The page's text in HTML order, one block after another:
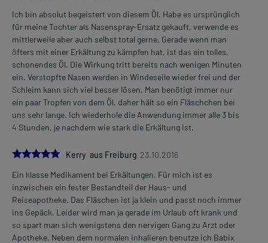
Ich bin absolut begeistert von diesem Öl. Habe es ursprünglich
für meine Tochter als Nasenspray-Ersatz gekauft, verwende es
mittlerweile aber auch selbst total gerne. Gerade wenn man
öfters mit einer Erkältung zu kämpfen hat, ist das ein tolles,
schonendes Öl. Die Wirkung tritt bereits nach wenigen Minuten
ein. Verstopfte Nasen werden in Windeseile wieder frei und der
Schleim kann sich viel besser lösen. Man benötigt immer nur
ein paar Tropfen von dem Öl, daher hält so ein Fläschchen bei
uns sehr lange. Ich wiederhole die Anwendung immer alle 3 bis
4 Stunden, je nachdem wie stark die Erkältung ist.
5.0
Kerry aus Freiburg 23.10.2016
Ein klasse Medikament bei Erkältungen. Für mich ist es
inzwischen ein fester Bestandteil der Haus- und
Reiseapotheke. Das Fläschen ist ja klein und passt noch immer
ins Gepäck. Leider wird man ja gerade im Urlaub oft krank und
so spart man sich wenigstens den nervigen Gang zu Arzt oder
Apotheke. Neben dem normalen inhalieren benutze ich Babix